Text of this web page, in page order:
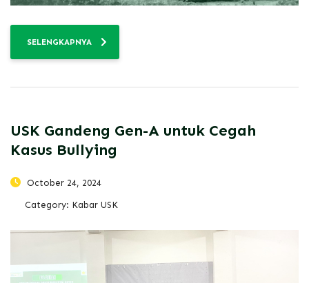
SELENGKAPNYA
USK Gandeng Gen-A untuk Cegah
Kasus Bullying
October 24, 2024
Category: Kabar USK